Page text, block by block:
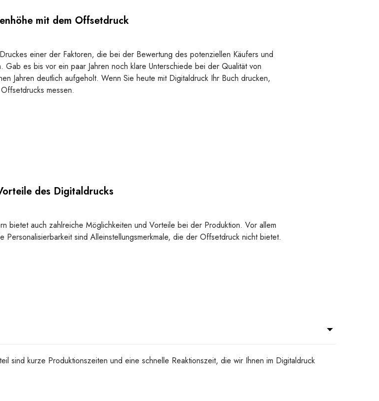
mit dem Offsetdruck
einer der Faktoren, die bei der Bewertung des potenziellen Käufers und
es bis vor ein paar Jahren noch klare Unterschiede bei der Qualität von
Jahren deutlich aufgeholt. Wenn Sie heute mit Digitaldruck Ihr Buch drucken,
messen.
des Digitaldrucks
bietet auch zahlreiche Möglichkeiten und Vorteile bei der Produktion. Vor allem
sind Alleinstellungsmerkmale, die der Offsetdruck nicht bietet.
sind kurze Produktionszeiten und eine schnelle Reaktionszeit, die wir Ihnen im Digitaldruck